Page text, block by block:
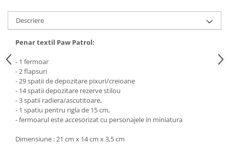
Descriere
Penar textil Paw Patrol:
- 1 fermoar
- 2 flapsuri
- 29 spatii de depozitare pixuri/creioane
- 14 spatii depozitare rezerve stilou
- 3 spatii radiera/ascutitoare,
- 1 spatiu pentru rigla de 15 cm,
- fermoarul este accesorizat cu personajele in miniatura
Dimensiune : 21 cm x 14 cm x 3,5 cm